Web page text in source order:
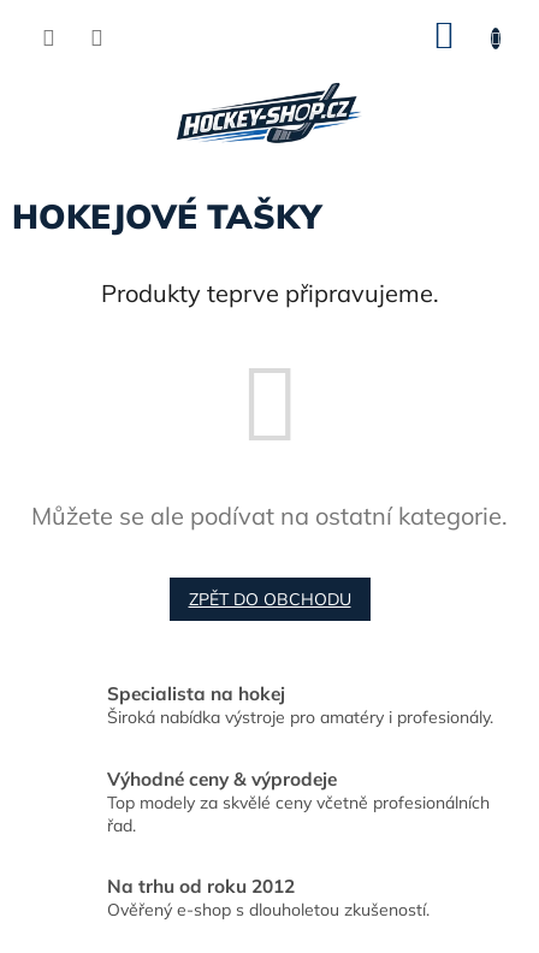
HOKEJOVÉ TAŠKY
Produkty teprve připravujeme.
Můžete se ale podívat na ostatní kategorie.
ZPĚT DO OBCHODU
Specialista na hokej
Široká nabídka výstroje pro amatéry i profesionály.
Výhodné ceny & výprodeje
Top modely za skvělé ceny včetně profesionálních
řad.
Na trhu od roku 2012
Ověřený e-shop s dlouholetou zkušeností.